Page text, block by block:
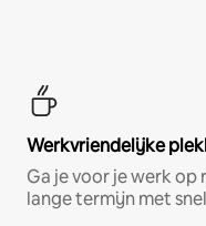
Werkvriendelijke
Ga je voor je werk op
lange termijn met